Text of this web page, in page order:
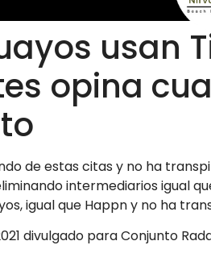
usan
opina
de estas citas y no ha
intermediarios igual
igual que Happn y no ha
divulgado para Conjunto